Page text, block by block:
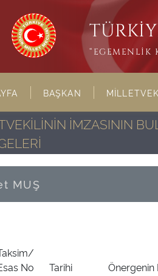
“EGEMENLİK
BAŞKAN
İMZASININ
MUŞ
No
Tarihi
Önergenin